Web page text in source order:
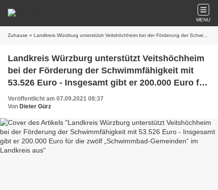
MENU
Zuhause » Landkreis Würzburg unterstützt Veitshöchheim bei der Förderung der Schwimmfähigkeit mit 53.526 Euro - Insgesamt gibt er 200.000 Euro für die zwölf „Schwimmbad-Gemeinden“ im Landkreis aus
Landkreis Würzburg unterstützt Veitshöchheim
bei der Förderung der Schwimmfähigkeit mit
53.526 Euro - Insgesamt gibt er 200.000 Euro für
die zwölf „Schwimmbad-Gemeinden“ im
Landkreis aus
Veröffentlicht am 07.09.2021 08:37
Von Dieter Gürz